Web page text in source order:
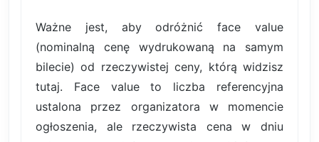
Ważne jest, aby odróżnić face value
(nominalną cenę wydrukowaną na samym
bilecie) od rzeczywistej ceny, którą widzisz
tutaj. Face value to liczba referencyjna
ustalona przez organizatora w momencie
ogłoszenia, ale rzeczywista cena w dniu